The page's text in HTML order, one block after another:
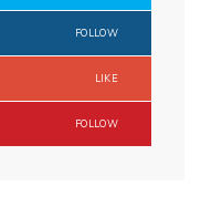
FOLLOW
LIKE
FOLLOW